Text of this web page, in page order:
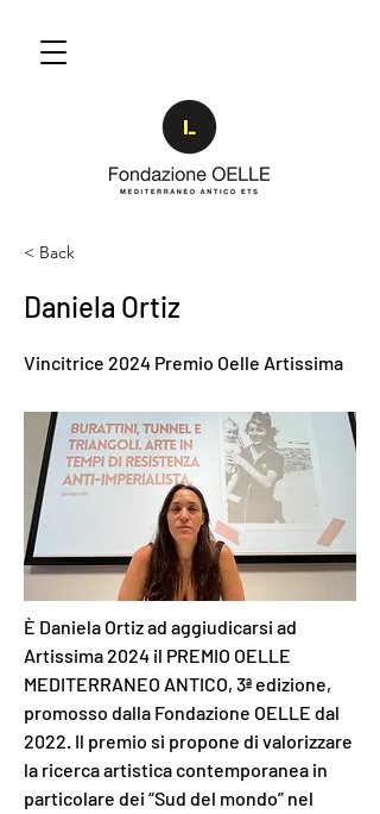
< Back
Daniela Ortiz
Vincitrice 2024 Premio Oelle Artissima
È Daniela Ortiz ad aggiudicarsi ad
Artissima 2024 il PREMIO OELLE
MEDITERRANEO ANTICO, 3ª edizione,
promosso dalla Fondazione OELLE dal
2022. Il premio si propone di valorizzare
la ricerca artistica contemporanea in
particolare dei “Sud del mondo” nel